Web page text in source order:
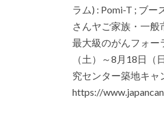
ラム) : Pomi-T ; ブー
さんヤご家族・一般
最大級のがんフォー
（土）～8月18日（
究センター築地キ
https://